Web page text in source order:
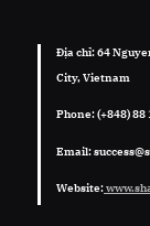
Địa chỉ: 64
City, Vietnam
Phone: (+848) 88
Email:
Website: